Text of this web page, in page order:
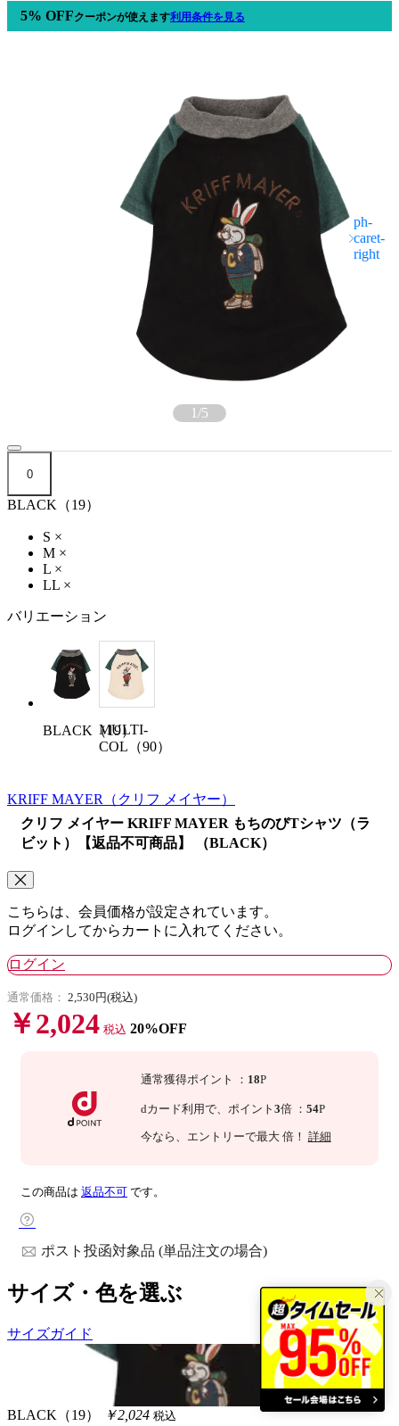
5% OFFクーポンが使えます利用条件を見る
1/5
0
BLACK（19）
S ×
M ×
L ×
LL ×
バリエーション
BLACK（19）
MULTI-
COL（90）
KRIFF MAYER
（クリフ メイヤー）
クリフ メイヤー KRIFF MAYER もちのびTシャツ（ラ
ビット）【返品不可商品】 （BLACK）
こちらは、会員価格が設定されています。
ログインしてからカートに入れてください。
ログイン
通常価格： 2,530円(税込)
￥2,024 税込 20%OFF
通常獲得ポイント ： 18P
dカード利用で、 ポイント 3倍 ： 54P
今なら 、エントリーで最大 倍！ 詳細
この商品は 返品不可 です。
ポスト投函対象品 (単品注文の場合)
サイズ・色を選ぶ
サイズガイド
BLACK（19） ￥2,024 税込